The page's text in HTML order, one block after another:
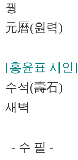
꿩
元曆(원력)
[홍윤표 시인]
수석(壽石)
새벽
- 수 필 -